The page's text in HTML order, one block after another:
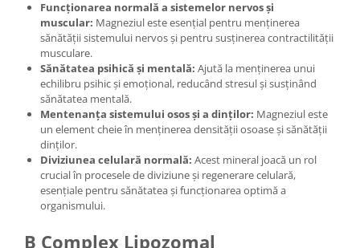
Funcționarea normală a sistemelor nervos și
muscular: Magneziul este esențial pentru menținerea
sănătății sistemului nervos și pentru susținerea contractilității
musculare.
Sănătatea psihică și mentală: Ajută la menținerea unui
echilibru psihic și emoțional, reducând stresul și susținând
sănătatea mentală.
Mentenanța sistemului osos și a dinților: Magneziul este
un element cheie în menținerea densității osoase și sănătății
dinților.
Diviziunea celulară normală: Acest mineral joacă un rol
crucial în procesele de diviziune și regenerare celulară,
esențiale pentru sănătatea și funcționarea optimă a
organismului.
B Complex Lipozomal